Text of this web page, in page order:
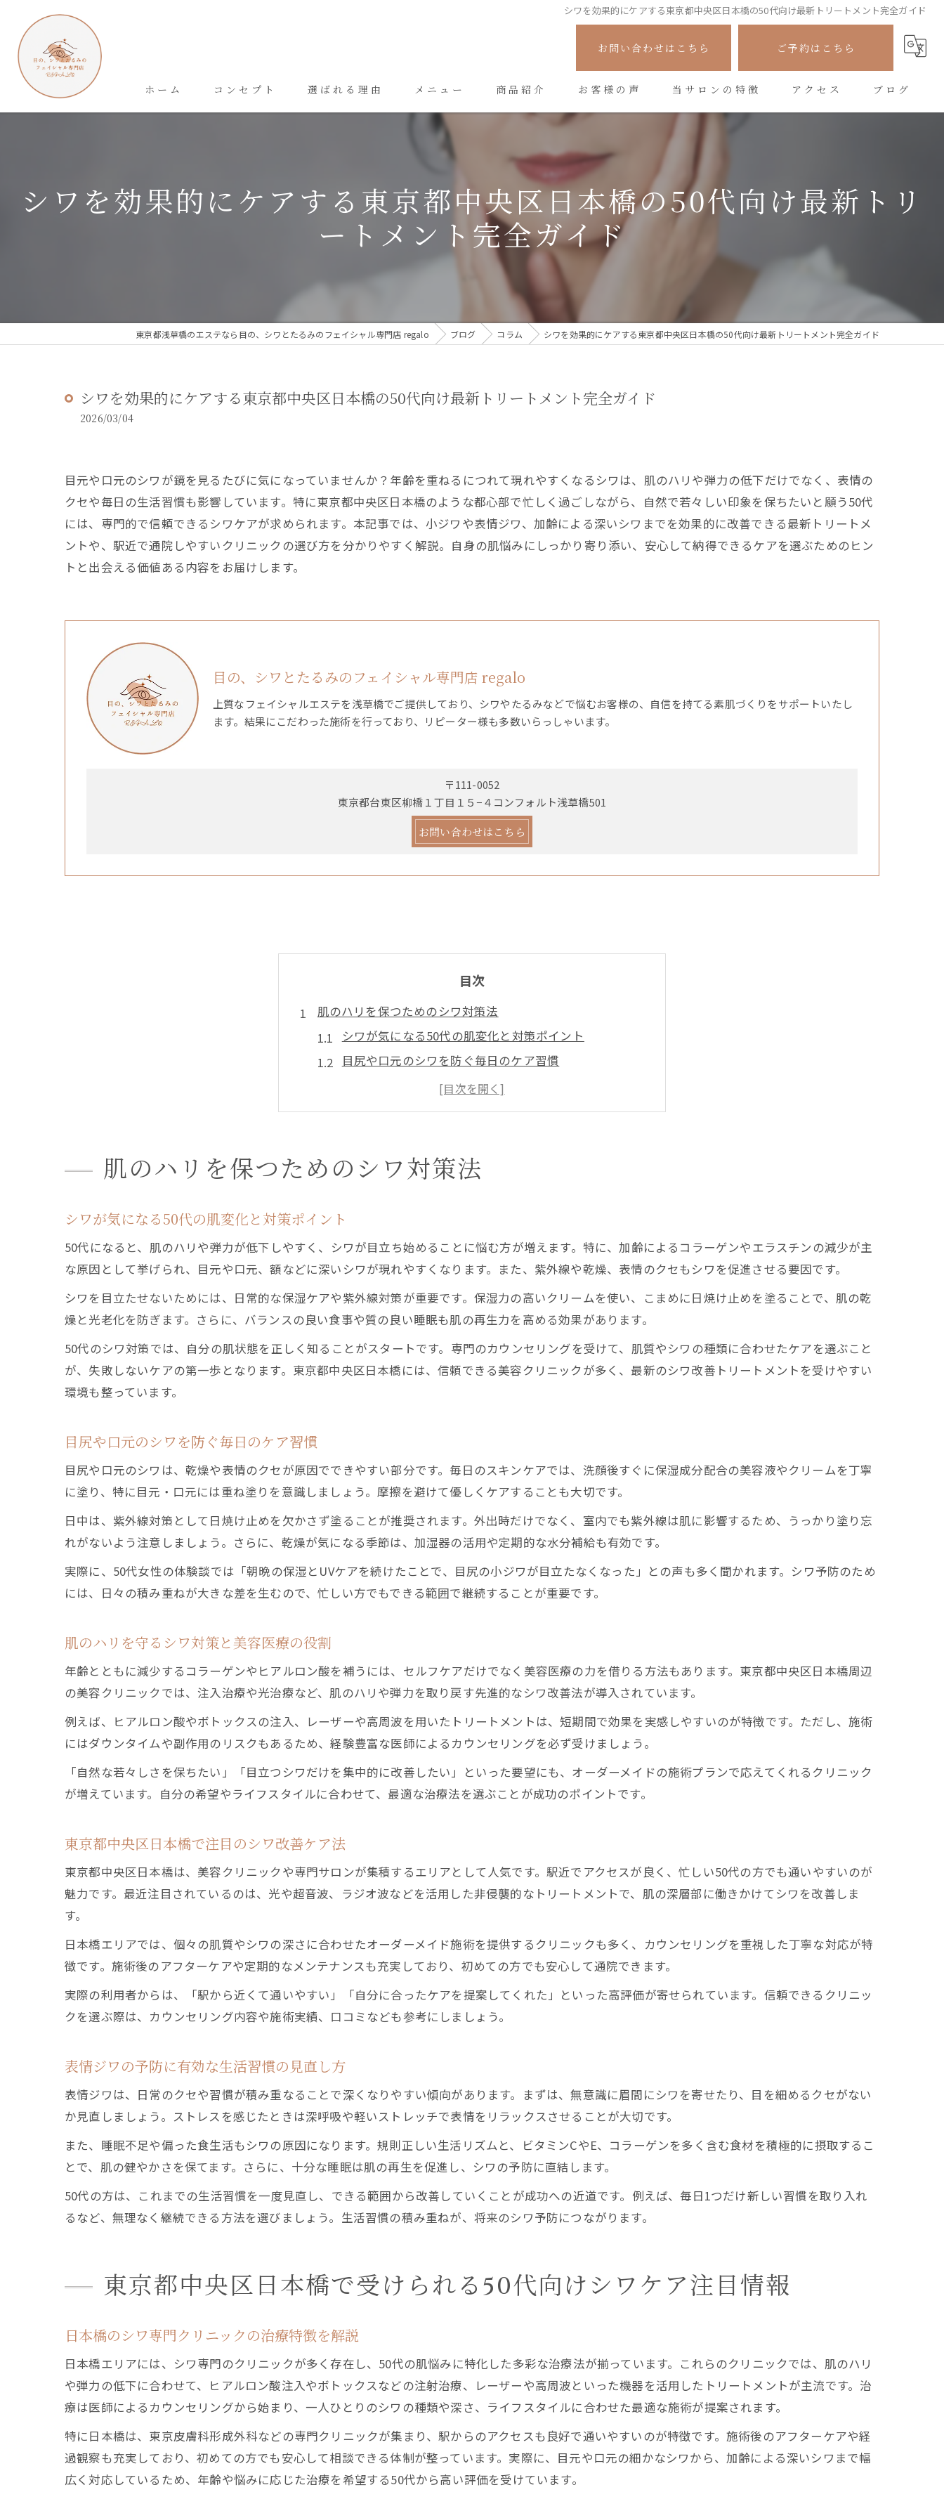
シワを効果的にケアする東京都中央区日本橋の50代向け最新トリートメント完全ガイド
お問い合わせはこちら ご予約はこちら
ホーム コンセプト 選ばれる理由 メニュー 商品紹介 お客様の声 当サロンの特徴
フェイシャル
たるみ
アクセス ブログ
シワを効果的にケアする東京都中央区日本橋の50代向け最新トリ
ートメント完全ガイド
東京都浅草橋のエステなら目の、シワとたるみのフェイシャル専門店 regalo ブログ コラム シワを効果的にケアする東京都中央区日本橋の50代向け最新トリートメント完全ガイド
シワを効果的にケアする東京都中央区日本橋の50代向け最新トリートメント完全ガイド
2026/03/04
目元や口元のシワが鏡を見るたびに気になっていませんか？年齢を重ねるにつれて現れやすくなるシワは、肌のハリや弾力の低下だけでなく、表情の
クセや毎日の生活習慣も影響しています。特に東京都中央区日本橋のような都心部で忙しく過ごしながら、自然で若々しい印象を保ちたいと願う50代
には、専門的で信頼できるシワケアが求められます。本記事では、小ジワや表情ジワ、加齢による深いシワまでを効果的に改善できる最新トリートメ
ントや、駅近で通院しやすいクリニックの選び方を分かりやすく解説。自身の肌悩みにしっかり寄り添い、安心して納得できるケアを選ぶためのヒン
トと出会える価値ある内容をお届けします。
目の、シワとたるみのフェイシャル専門店 regalo
上質なフェイシャルエステを浅草橋でご提供しており、シワやたるみなどで悩むお客様の、自信を持てる素肌づくりをサポートいたし
ます。結果にこだわった施術を行っており、リピーター様も多数いらっしゃいます。
〒111-0052
東京都台東区柳橋１丁目１５−４コンフォルト浅草橋501
お問い合わせはこちら
目次
肌のハリを保つためのシワ対策法
シワが気になる50代の肌変化と対策ポイント
目尻や口元のシワを防ぐ毎日のケア習慣
肌のハリを守るシワ対策と美容医療の役割
東京都中央区日本橋で注目のシワ改善ケア法
東京都中央区日本橋で受けられる50代向けシワケア注目情報
日本橋のシワ専門クリニックの治療特徴を解説
口コミで選ばれる日本橋シワケアのポイント
自然な若々しさへ導くシワケアの選び方
シワの種類別に選ぶ自然なケア方法のポイント
50代の肌に合うシワ改善トリートメント比較
無理なく続けられるシワケアで若々しさを実現
表情ジワや小ジワに悩む方へおすすめのケア法
目元のシワ対策に有効な最新美容治療とは
50代女性が選ぶ表情ジワ改善の具体的な方法
小ジワを目立たせないケア習慣の身につけ方
シワの進行を抑える美容医療の選び方ガイド
仕事帰りに通える日本橋のシワケア施設紹介
加齢によるシワの特徴と対処ポイント解説
目元や口元のシワが気になる年齢の目安
加齢による深いシワの改善策と注意点
生活習慣が与えるシワへの影響と対処法
仕事帰りにも通いやすい中央区日本橋のシワ治療最前線
アクセス重視で選ぶシワ治療クリニック情報
夜間診療や土曜対応のシワケア施設をチェック
駅近で便利な日本橋エリアのシワ改善クリニック
最新のシワ治療を受けられる美容医療施設の特徴
肌のハリを保つためのシワ対策法
シワが気になる50代の肌変化と対策ポイント
50代になると、肌のハリや弾力が低下しやすく、シワが目立ち始めることに悩む方が増えます。特に、加齢によるコラーゲンやエラスチンの減少が主
な原因として挙げられ、目元や口元、額などに深いシワが現れやすくなります。また、紫外線や乾燥、表情のクセもシワを促進させる要因です。
シワを目立たせないためには、日常的な保湿ケアや紫外線対策が重要です。保湿力の高いクリームを使い、こまめに日焼け止めを塗ることで、肌の乾
燥と光老化を防ぎます。さらに、バランスの良い食事や質の良い睡眠も肌の再生力を高める効果があります。
50代のシワ対策では、自分の肌状態を正しく知ることがスタートです。専門のカウンセリングを受けて、肌質やシワの種類に合わせたケアを選ぶこと
が、失敗しないケアの第一歩となります。東京都中央区日本橋には、信頼できる美容クリニックが多く、最新のシワ改善トリートメントを受けやすい
環境も整っています。
目尻や口元のシワを防ぐ毎日のケア習慣
目尻や口元のシワは、乾燥や表情のクセが原因でできやすい部分です。毎日のスキンケアでは、洗顔後すぐに保湿成分配合の美容液やクリームを丁寧
に塗り、特に目元・口元には重ね塗りを意識しましょう。摩擦を避けて優しくケアすることも大切です。
日中は、紫外線対策として日焼け止めを欠かさず塗ることが推奨されます。外出時だけでなく、室内でも紫外線は肌に影響するため、うっかり塗り忘
れがないよう注意しましょう。さらに、乾燥が気になる季節は、加湿器の活用や定期的な水分補給も有効です。
実際に、50代女性の体験談では「朝晩の保湿とUVケアを続けたことで、目尻の小ジワが目立たなくなった」との声も多く聞かれます。シワ予防のため
には、日々の積み重ねが大きな差を生むので、忙しい方でもできる範囲で継続することが重要です。
肌のハリを守るシワ対策と美容医療の役割
年齢とともに減少するコラーゲンやヒアルロン酸を補うには、セルフケアだけでなく美容医療の力を借りる方法もあります。東京都中央区日本橋周辺
の美容クリニックでは、注入治療や光治療など、肌のハリや弾力を取り戻す先進的なシワ改善法が導入されています。
例えば、ヒアルロン酸やボトックスの注入、レーザーや高周波を用いたトリートメントは、短期間で効果を実感しやすいのが特徴です。ただし、施術
にはダウンタイムや副作用のリスクもあるため、経験豊富な医師によるカウンセリングを必ず受けましょう。
「自然な若々しさを保ちたい」「目立つシワだけを集中的に改善したい」といった要望にも、オーダーメイドの施術プランで応えてくれるクリニック
が増えています。自分の希望やライフスタイルに合わせて、最適な治療法を選ぶことが成功のポイントです。
東京都中央区日本橋で注目のシワ改善ケア法
東京都中央区日本橋は、美容クリニックや専門サロンが集積するエリアとして人気です。駅近でアクセスが良く、忙しい50代の方でも通いやすいのが
魅力です。最近注目されているのは、光や超音波、ラジオ波などを活用した非侵襲的なトリートメントで、肌の深層部に働きかけてシワを改善しま
す。
日本橋エリアでは、個々の肌質やシワの深さに合わせたオーダーメイド施術を提供するクリニックも多く、カウンセリングを重視した丁寧な対応が特
徴です。施術後のアフターケアや定期的なメンテナンスも充実しており、初めての方でも安心して通院できます。
実際の利用者からは、「駅から近くて通いやすい」「自分に合ったケアを提案してくれた」といった高評価が寄せられています。信頼できるクリニッ
クを選ぶ際は、カウンセリング内容や施術実績、口コミなども参考にしましょう。
表情ジワの予防に有効な生活習慣の見直し方
表情ジワは、日常のクセや習慣が積み重なることで深くなりやすい傾向があります。まずは、無意識に眉間にシワを寄せたり、目を細めるクセがない
か見直しましょう。ストレスを感じたときは深呼吸や軽いストレッチで表情をリラックスさせることが大切です。
また、睡眠不足や偏った食生活もシワの原因になります。規則正しい生活リズムと、ビタミンCやE、コラーゲンを多く含む食材を積極的に摂取するこ
とで、肌の健やかさを保てます。さらに、十分な睡眠は肌の再生を促進し、シワの予防に直結します。
50代の方は、これまでの生活習慣を一度見直し、できる範囲から改善していくことが成功への近道です。例えば、毎日1つだけ新しい習慣を取り入れ
るなど、無理なく継続できる方法を選びましょう。生活習慣の積み重ねが、将来のシワ予防につながります。
東京都中央区日本橋で受けられる50代向けシワケア注目情報
日本橋のシワ専門クリニックの治療特徴を解説
日本橋エリアには、シワ専門のクリニックが多く存在し、50代の肌悩みに特化した多彩な治療法が揃っています。これらのクリニックでは、肌のハリ
や弾力の低下に合わせて、ヒアルロン酸注入やボトックスなどの注射治療、レーザーや高周波といった機器を活用したトリートメントが主流です。治
療は医師によるカウンセリングから始まり、一人ひとりのシワの種類や深さ、ライフスタイルに合わせた最適な施術が提案されます。
特に日本橋は、東京皮膚科形成外科などの専門クリニックが集まり、駅からのアクセスも良好で通いやすいのが特徴です。施術後のアフターケアや経
過観察も充実しており、初めての方でも安心して相談できる体制が整っています。実際に、目元や口元の細かなシワから、加齢による深いシワまで幅
広く対応しているため、年齢や悩みに応じた治療を希望する50代から高い評価を受けています。